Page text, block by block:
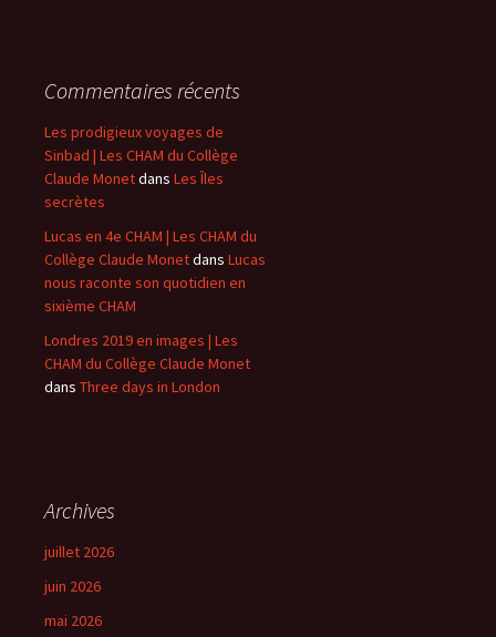
Commentaires récents
Les prodigieux voyages de
Sinbad | Les CHAM du Collège
Claude Monetdans Les Îles
secrètes
Lucas en 4e CHAM | Les CHAM du
Collège Claude Monetdans Lucas
nous raconte son quotidien en
sixième CHAM
Londres 2019 en images | Les
CHAM du Collège Claude Monet
dans Three days in London
Archives
juillet 2026
juin 2026
mai 2026